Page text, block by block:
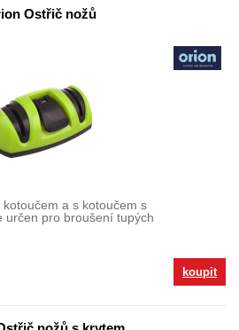
Ostřič nožů
a s kotoučem s
určen pro broušení tupých
koupit